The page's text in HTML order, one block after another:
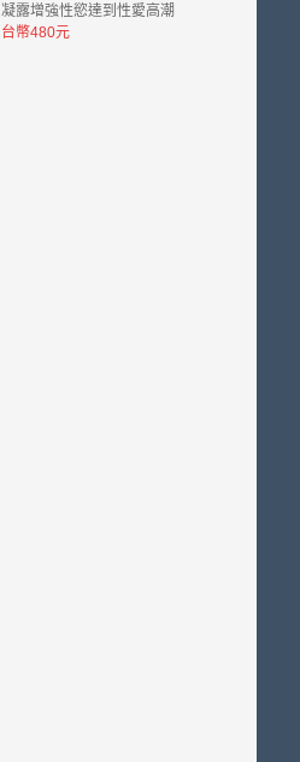
凝露增強性慾達到性愛高潮
台幣480元